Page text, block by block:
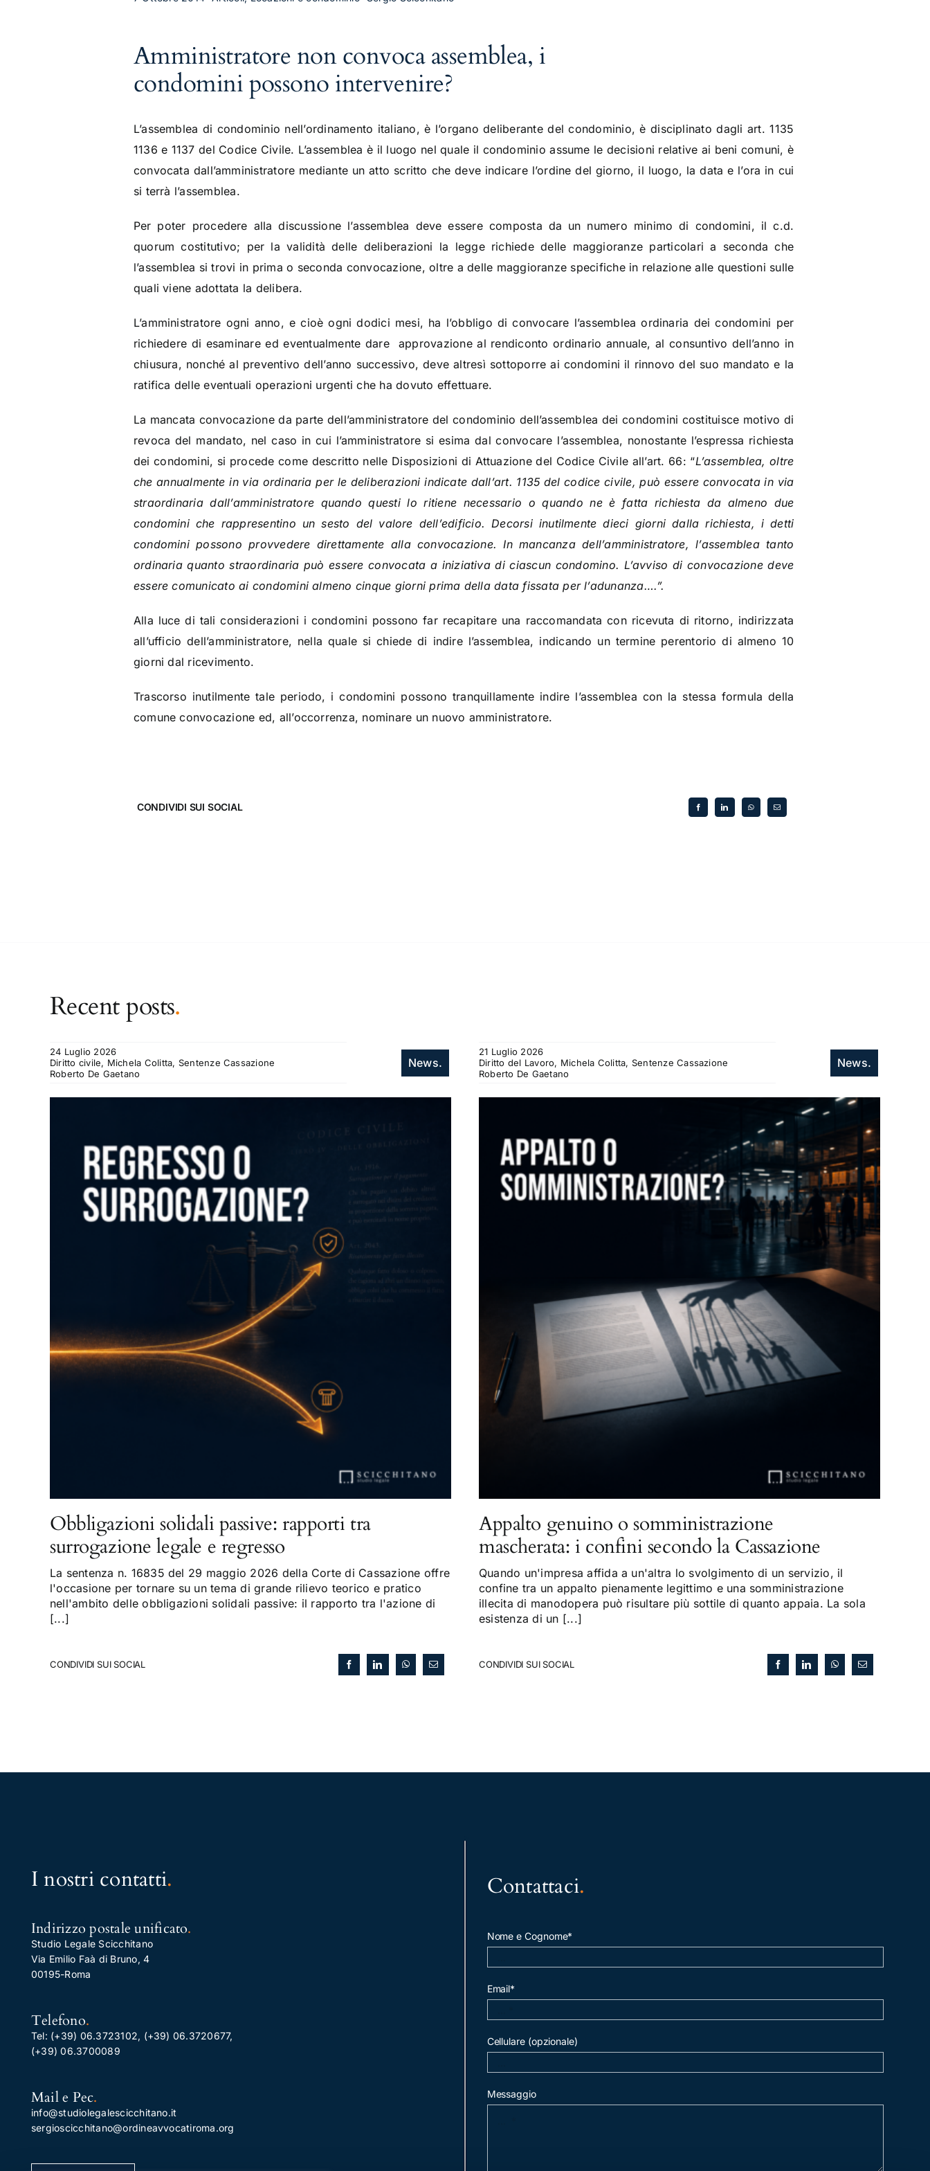
Amministratore non convoca assemblea, i
condomini possono intervenire?
L’assemblea di condominio nell’ordinamento italiano, è l’organo deliberante del condominio, è disciplinato dagli art. 1135
1136 e 1137 del Codice Civile. L’assemblea è il luogo nel quale il condominio assume le decisioni relative ai beni comuni, è
convocata dall’amministratore mediante un atto scritto che deve indicare l’ordine del giorno, il luogo, la data e l’ora in cui
si terrà l’assemblea.
Per poter procedere alla discussione l’assemblea deve essere composta da un numero minimo di condomini, il c.d.
quorum costitutivo; per la validità delle deliberazioni la legge richiede delle maggioranze particolari a seconda che
l’assemblea si trovi in prima o seconda convocazione, oltre a delle maggioranze specifiche in relazione alle questioni sulle
quali viene adottata la delibera.
L’amministratore ogni anno, e cioè ogni dodici mesi, ha l’obbligo di convocare l’assemblea ordinaria dei condomini per
richiedere di esaminare ed eventualmente dare approvazione al rendiconto ordinario annuale, al consuntivo dell’anno in
chiusura, nonché al preventivo dell’anno successivo, deve altresì sottoporre ai condomini il rinnovo del suo mandato e la
ratifica delle eventuali operazioni urgenti che ha dovuto effettuare.
La mancata convocazione da parte dell’amministratore del condominio dell’assemblea dei condomini costituisce motivo di
revoca del mandato, nel caso in cui l’amministratore si esima dal convocare l’assemblea, nonostante l’espressa richiesta
dei condomini, si procede come descritto nelle Disposizioni di Attuazione del Codice Civile all’art. 66: “L’assemblea, oltre
che annualmente in via ordinaria per le deliberazioni indicate dall’art. 1135 del codice civile, può essere convocata in via
straordinaria dall’amministratore quando questi lo ritiene necessario o quando ne è fatta richiesta da almeno due
condomini che rappresentino un sesto del valore dell’edificio. Decorsi inutilmente dieci giorni dalla richiesta, i detti
condomini possono provvedere direttamente alla convocazione. In mancanza dell’amministratore, l’assemblea tanto
ordinaria quanto straordinaria può essere convocata a iniziativa di ciascun condomino. L’avviso di convocazione deve
essere comunicato ai condomini almeno cinque giorni prima della data fissata per l’adunanza….”.
Alla luce di tali considerazioni i condomini possono far recapitare una raccomandata con ricevuta di ritorno, indirizzata
all’ufficio dell’amministratore, nella quale si chiede di indire l’assemblea, indicando un termine perentorio di almeno 10
giorni dal ricevimento.
Trascorso inutilmente tale periodo, i condomini possono tranquillamente indire l’assemblea con la stessa formula della
comune convocazione ed, all’occorrenza, nominare un nuovo amministratore.
CONDIVIDI SUI SOCIAL
Recent posts.
24 Luglio 2026
Diritto civile, Michela Colitta, Sentenze Cassazione
Roberto De Gaetano
News.
Obbligazioni solidali passive: rapporti tra
surrogazione legale e regresso
La sentenza n. 16835 del 29 maggio 2026 della Corte di Cassazione offre
l'occasione per tornare su un tema di grande rilievo teorico e pratico
nell'ambito delle obbligazioni solidali passive: il rapporto tra l'azione di
[...]
CONDIVIDI SUI SOCIAL
21 Luglio 2026
Diritto del Lavoro, Michela Colitta, Sentenze Cassazione
Roberto De Gaetano
News.
Appalto genuino o somministrazione
mascherata: i confini secondo la Cassazione
Quando un'impresa affida a un'altra lo svolgimento di un servizio, il
confine tra un appalto pienamente legittimo e una somministrazione
illecita di manodopera può risultare più sottile di quanto appaia. La sola
esistenza di un [...]
CONDIVIDI SUI SOCIAL
I nostri contatti.
Indirizzo postale unificato.
Studio Legale Scicchitano
Via Emilio Faà di Bruno, 4
00195-Roma
Telefono.
Tel: (+39) 06.3723102, (+39) 06.3720677,
(+39) 06.3700089
Mail e Pec.
info@studiolegalescicchitano.it
sergioscicchitano@ordineavvocatiroma.org
Contattaci.
Nome e Cognome*
Email*
Cellulare (opzionale)
Messaggio